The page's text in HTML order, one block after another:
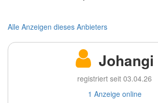
Alle Anzeigen dieses Anbieters
Johangi
registriert seit 03.04.26
1 Anzeige online